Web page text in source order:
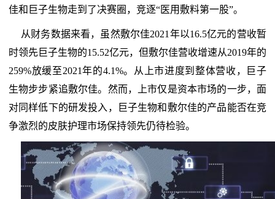
佳和巨子生物走到了决赛圈，竞逐“医用敷料第一股”。
从财务数据来看，虽然敷尔佳2021年以16.5亿元的营收暂
时领先巨子生物的15.52亿元，但敷尔佳营收增速从2019年的
259%放缓至2021年的4.1%。从上市进度到整体营收，巨子
生物步步紧追敷尔佳。然而，上市仅是资本市场的一步，面
对同样低下的研发投入，巨子生物和敷尔佳的产品能否在竞
争激烈的皮肤护理市场保持领先仍待检验。